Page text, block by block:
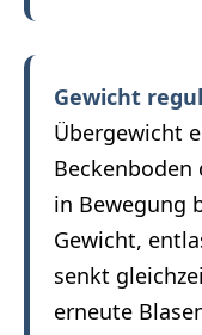
Gewicht
Übergewicht
in Bewegung
Gewicht,
senkt
erneute